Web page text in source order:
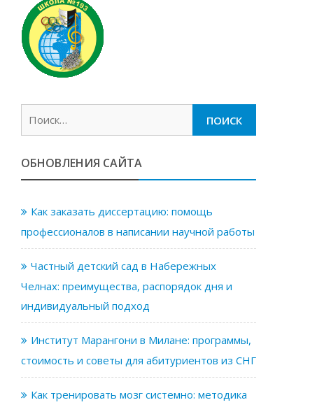
ОБНОВЛЕНИЯ САЙТА
Как заказать диссертацию: помощь
профессионалов в написании научной работы
Частный детский сад в Набережных
Челнах: преимущества, распорядок дня и
индивидуальный подход
Институт Марангони в Милане: программы,
стоимость и советы для абитуриентов из СНГ
Как тренировать мозг системно: методика